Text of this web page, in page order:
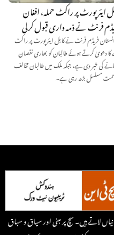
ایئرپورٹ پر راکٹ حملہ، افغان
فرنٹ نے ذمہ داری قبول کرلی
فریڈم فرنٹ نے کابل ایئرپورٹ پر راکٹ
کا دعویٰ کرتے ہوئے طالبان کو بھاری نقصان
کی خبر دی ہے، جبکہ ملک میں طالبان مخالف
مسلسل بڑھ رہی ہے۔
لاتے ہیں۔ سچ پر مبنی اور سیاق و سباق